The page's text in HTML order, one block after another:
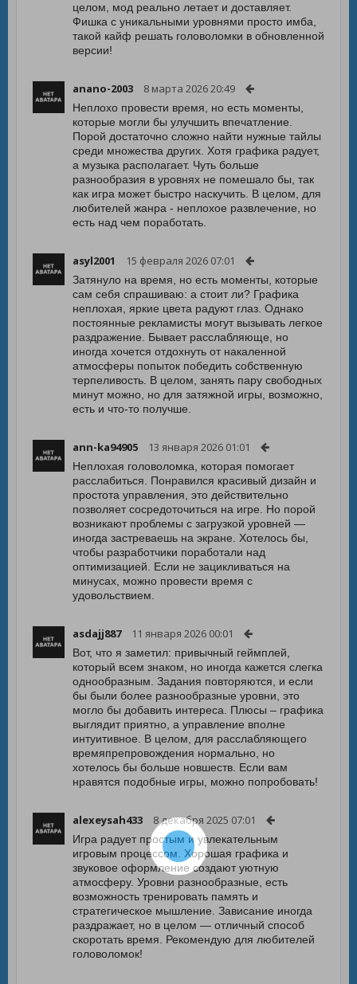
целом, мод реально летает и доставляет.
Фишка с уникальными уровнями просто имба,
такой кайф решать головоломки в обновленной
версии!
anano-2003 8 марта 2026 20:49
Неплохо провести время, но есть моменты,
которые могли бы улучшить впечатление.
Порой достаточно сложно найти нужные тайлы
среди множества других. Хотя графика радует,
а музыка располагает. Чуть больше
разнообразия в уровнях не помешало бы, так
как игра может быстро наскучить. В целом, для
любителей жанра - неплохое развлечение, но
есть над чем поработать.
asyl2001 15 февраля 2026 07:01
Затянуло на время, но есть моменты, которые
сам себя спрашиваю: а стоит ли? Графика
неплохая, яркие цвета радуют глаз. Однако
постоянные рекламисты могут вызывать легкое
раздражение. Бывает расслабляюще, но
иногда хочется отдохнуть от накаленной
атмосферы попыток победить собственную
терпеливость. В целом, занять пару свободных
минут можно, но для затяжной игры, возможно,
есть и что-то получше.
ann-ka94905 13 января 2026 01:01
Неплохая головоломка, которая помогает
расслабиться. Понравился красивый дизайн и
простота управления, это действительно
позволяет сосредоточиться на игре. Но порой
возникают проблемы с загрузкой уровней —
иногда застреваешь на экране. Хотелось бы,
чтобы разработчики поработали над
оптимизацией. Если не зацикливаться на
минусах, можно провести время с
удовольствием.
asdajj887 11 января 2026 00:01
Вот, что я заметил: привычный геймплей,
который всем знаком, но иногда кажется слегка
однообразным. Задания повторяются, и если
бы были более разнообразные уровни, это
могло бы добавить интереса. Плюсы – графика
выглядит приятно, а управление вполне
интуитивное. В целом, для расслабляющего
времяпрепровождения нормально, но
хотелось бы больше новшеств. Если вам
нравятся подобные игры, можно попробовать!
alexeysah433 8 декабря 2025 07:01
Игра радует простым и увлекательным
игровым процессом. Хорошая графика и
звуковое оформление создают уютную
атмосферу. Уровни разнообразные, есть
возможность тренировать память и
стратегическое мышление. Зависание иногда
раздражает, но в целом — отличный способ
скоротать время. Рекомендую для любителей
головоломок!